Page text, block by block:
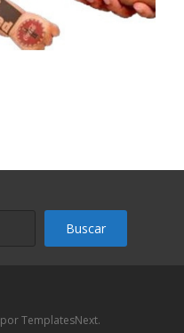
Buscar
por TemplatesNext.